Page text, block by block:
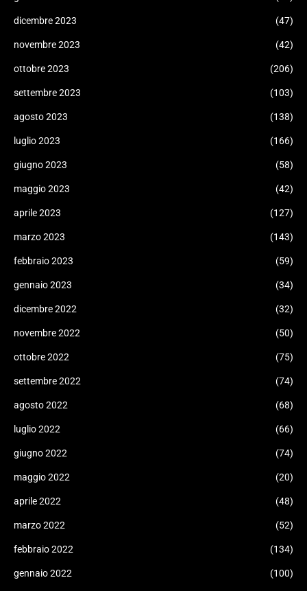
dicembre 2023 (47)
novembre 2023 (42)
ottobre 2023 (206)
settembre 2023 (103)
agosto 2023 (138)
luglio 2023 (166)
giugno 2023 (58)
maggio 2023 (42)
aprile 2023 (127)
marzo 2023 (143)
febbraio 2023 (59)
gennaio 2023 (34)
dicembre 2022 (32)
novembre 2022 (50)
ottobre 2022 (75)
settembre 2022 (74)
agosto 2022 (68)
luglio 2022 (66)
giugno 2022 (74)
maggio 2022 (20)
aprile 2022 (48)
marzo 2022 (52)
febbraio 2022 (134)
gennaio 2022 (100)